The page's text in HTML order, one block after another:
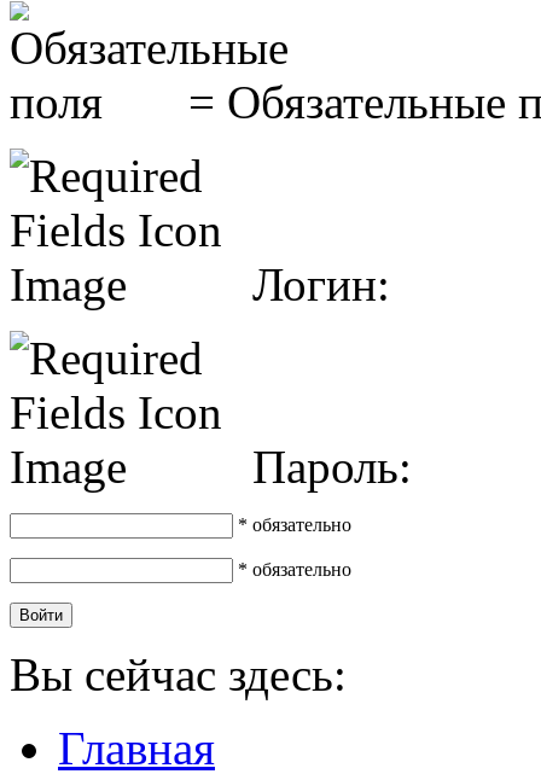
= Обязательные
Логин:
Пароль:
* обязательно
* обязательно
Вы сейчас здесь:
Главная